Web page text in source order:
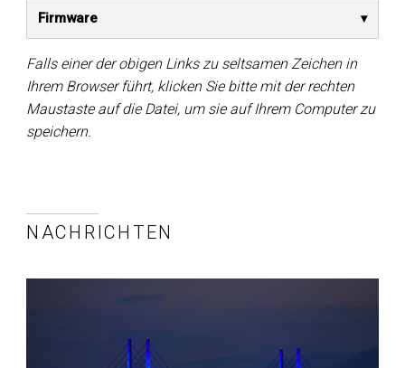
Firmware
Falls einer der obigen Links zu seltsamen Zeichen in
Ihrem Browser führt, klicken Sie bitte mit der rechten
Maustaste auf die Datei, um sie auf Ihrem Computer zu
speichern.
NACHRICHTEN